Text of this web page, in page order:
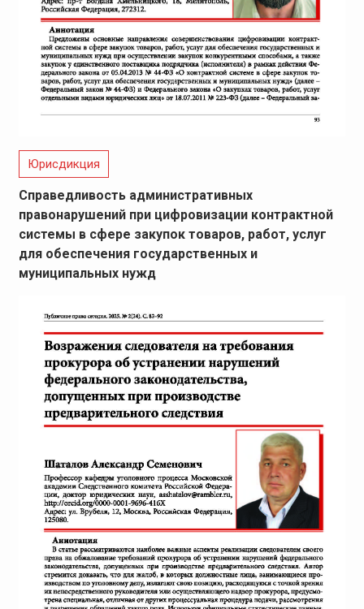
Юрисдикция
Справедливость административных
правонарушений при цифровизации контрактной
системы в сфере закупок товаров, работ, услуг
для обеспечения государственных и
муниципальных нужд